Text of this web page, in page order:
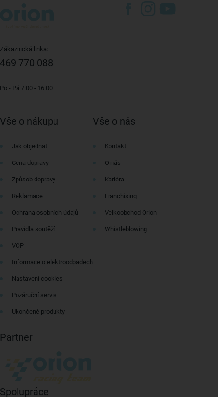
Zákaznická linka:
469 770 088
Po - Pá 7:00 - 16:00
Vše o nákupu
Jak objednat
Cena dopravy
Způsob dopravy
Reklamace
Ochrana osobních údajů
Pravidla soutěží
VOP
Informace o elektroodpadech
Nastavení cookies
Pozáruční servis
Ukončené produkty
Vše o nás
Kontakt
O nás
Kariéra
Franchising
Velkoobchod Orion
Whistleblowing
Partner
Spolupráce